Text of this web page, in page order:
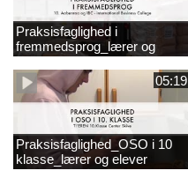
Praksisfaglighed i
fremmedsprog_lærer og
elever
05:19
Praksisfaglighed_OSO i 10
klasse_lærer og elever